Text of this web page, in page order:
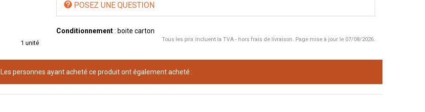
1 unité
POSEZ UNE QUESTION
Conditionnement: boite carton
Tous les prix incluent la TVA - hors frais de livraison. Page mise à jour le 07/08/2026.
Les personnes ayant acheté ce produit ont également acheté :